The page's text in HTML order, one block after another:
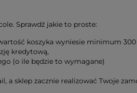
Sprawdź jakie to proste:
koszyka wyniesie minimum 300
kredytową,
(o ile będzie to wymagane)
a sklep zacznie realizować Twoje